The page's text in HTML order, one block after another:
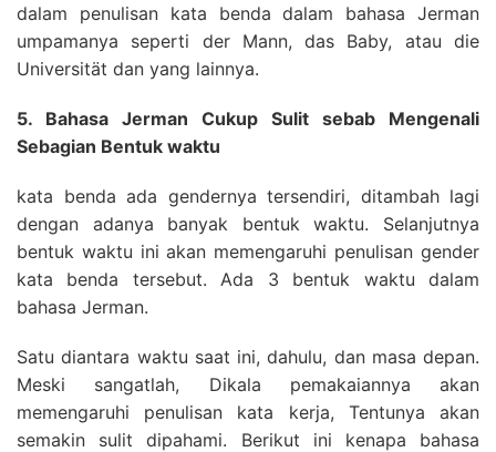
dalam penulisan kata benda dalam bahasa Jerman
umpamanya seperti der Mann, das Baby, atau die
Universität dan yang lainnya.
5. Bahasa Jerman Cukup Sulit sebab Mengenali
Sebagian Bentuk waktu
kata benda ada gendernya tersendiri, ditambah lagi
dengan adanya banyak bentuk waktu. Selanjutnya
bentuk waktu ini akan memengaruhi penulisan gender
kata benda tersebut. Ada 3 bentuk waktu dalam
bahasa Jerman.
Satu diantara waktu saat ini, dahulu, dan masa depan.
Meski sangatlah, Dikala pemakaiannya akan
memengaruhi penulisan kata kerja, Tentunya akan
semakin sulit dipahami. Berikut ini kenapa bahasa